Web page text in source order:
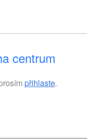
centrum
přihlaste.